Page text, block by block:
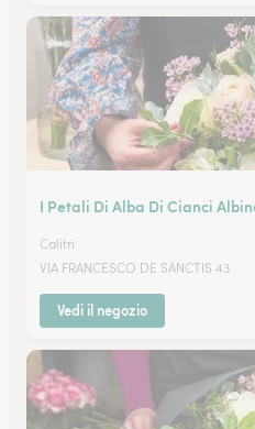
I Petali Di Alba Di Cianci
Calitri
VIA FRANCESCO DE SANCTIS 43
Vedi il negozio